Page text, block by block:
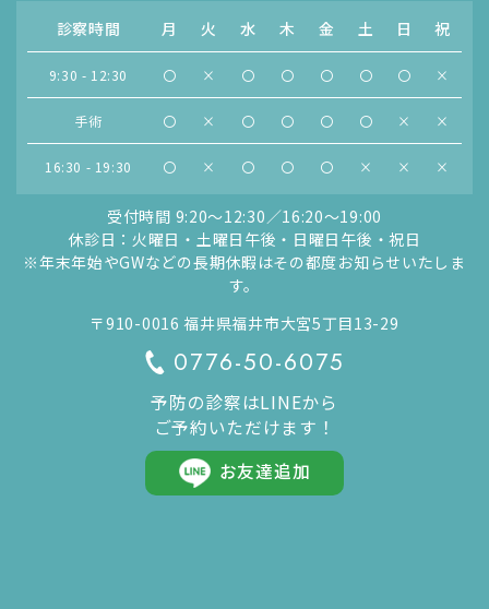
診察時間 月 火 水 木 金 土 日 祝
9:30 - 12:30 〇 × 〇 〇 〇 〇 〇 ×
手術 〇 × 〇 〇 〇 〇 × ×
16:30 - 19:30 〇 × 〇 〇 〇 × × ×
受付時間 9:20〜12:30／16:20〜19:00
休診日：火曜日・土曜日午後・日曜日午後・祝日
※年末年始やGWなどの長期休暇はその都度お知らせいたしま
す。
〒910-0016 福井県福井市大宮5丁目13-29
0776-50-6075
予防の診察はLINEから
ご予約いただけます！
お友達追加